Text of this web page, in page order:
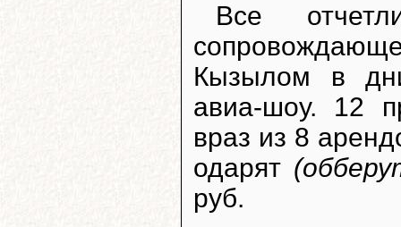
Все
Кызылом в
авиа-шоу. 12
враз из 8
одарят
руб.